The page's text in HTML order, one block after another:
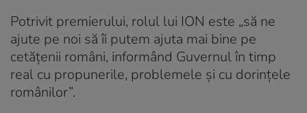
Potrivit premierului, rolul lui ION este „să ne
ajute pe noi să îi putem ajuta mai bine pe
cetăţenii români, informând Guvernul în timp
real cu propunerile, problemele şi cu dorinţele
românilor”.